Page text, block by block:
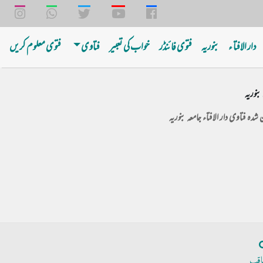
دار الافتا ء بنوریه فتوی فائنڈر خواب کی تعبیر فتاوی فتوی معلوم کریں
فتاوی دار الافتاء جامعہ بنوریہ